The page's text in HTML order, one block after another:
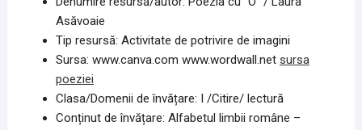
Asăvoaie
Tip resursă: Activitate de potrivire de imagini
Sursa: www.canva.com www.wordwall.net sursa
poeziei
Clasa/Domenii de învățare: I /Citire/ lectură
Conținut de învățare: Alfabetul limbii române –